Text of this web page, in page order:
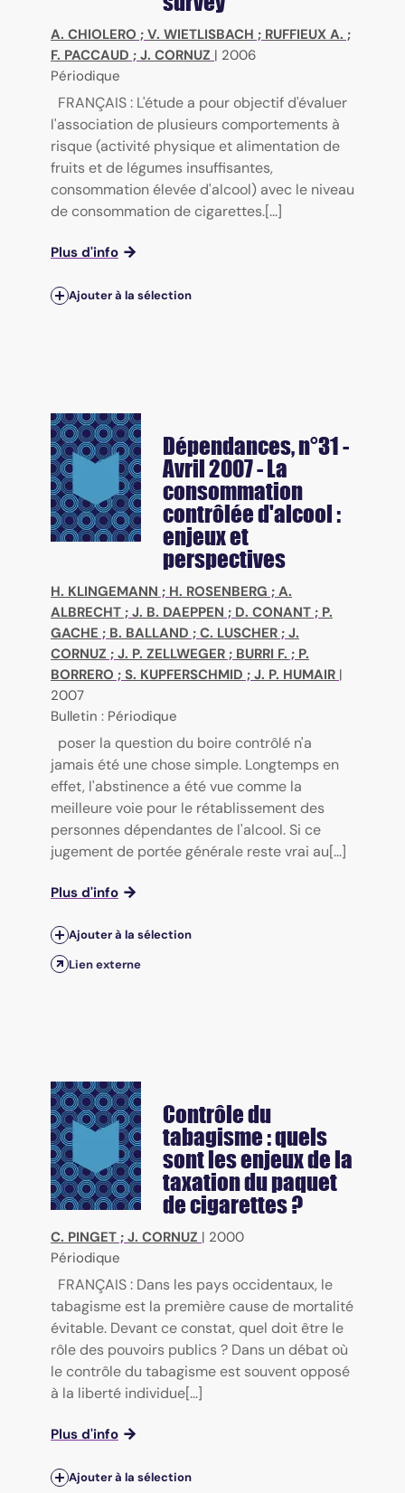
A. CHIOLERO ; V. WIETLISBACH ; RUFFIEUX A. ;
F. PACCAUD ; J. CORNUZ | 2006
Périodique
FRANÇAIS : L'étude a pour objectif d'évaluer
l'association de plusieurs comportements à
risque (activité physique et alimentation de
fruits et de légumes insuffisantes,
consommation élevée d'alcool) avec le niveau
de consommation de cigarettes.[...]
Plus d'info
Ajouter à la sélection
Dépendances, n°31 -
Avril 2007 - La
consommation
contrôlée d'alcool :
enjeux et
perspectives
H. KLINGEMANN ; H. ROSENBERG ; A.
ALBRECHT ; J. B. DAEPPEN ; D. CONANT ; P.
GACHE ; B. BALLAND ; C. LUSCHER ; J.
CORNUZ ; J. P. ZELLWEGER ; BURRI F. ; P.
BORRERO ; S. KUPFERSCHMID ; J. P. HUMAIR |
2007
Bulletin : Périodique
poser la question du boire contrôlé n'a
jamais été une chose simple. Longtemps en
effet, l'abstinence a été vue comme la
meilleure voie pour le rétablissement des
personnes dépendantes de l'alcool. Si ce
jugement de portée générale reste vrai au[...]
Plus d'info
Ajouter à la sélection
Lien externe
Contrôle du
tabagisme : quels
sont les enjeux de la
taxation du paquet
de cigarettes ?
C. PINGET ; J. CORNUZ | 2000
Périodique
FRANÇAIS : Dans les pays occidentaux, le
tabagisme est la première cause de mortalité
évitable. Devant ce constat, quel doit être le
rôle des pouvoirs publics ? Dans un débat où
le contrôle du tabagisme est souvent opposé
à la liberté individue[...]
Plus d'info
Ajouter à la sélection